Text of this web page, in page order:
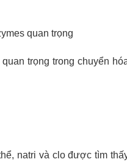
quan trọng
trọng trong chuyển
natri và clo được tìm